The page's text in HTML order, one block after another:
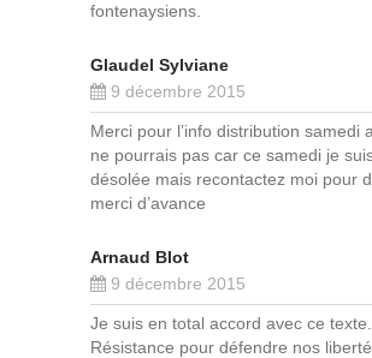
fontenaysiens.
Glaudel Sylviane
9 décembre 2015
Merci pour l’info distribution samedi
ne pourrais pas car ce samedi je
désolée mais recontactez moi pour
merci d’avance
Arnaud Blot
9 décembre 2015
Je suis en total accord avec ce texte.
Résistance pour défendre nos